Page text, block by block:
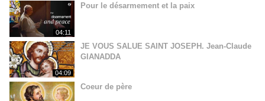
04:11
Pour le désarmement et la paix
04:09
JE VOUS SALUE SAINT JOSEPH. Jean-Claude
GIANADDA
Coeur de père